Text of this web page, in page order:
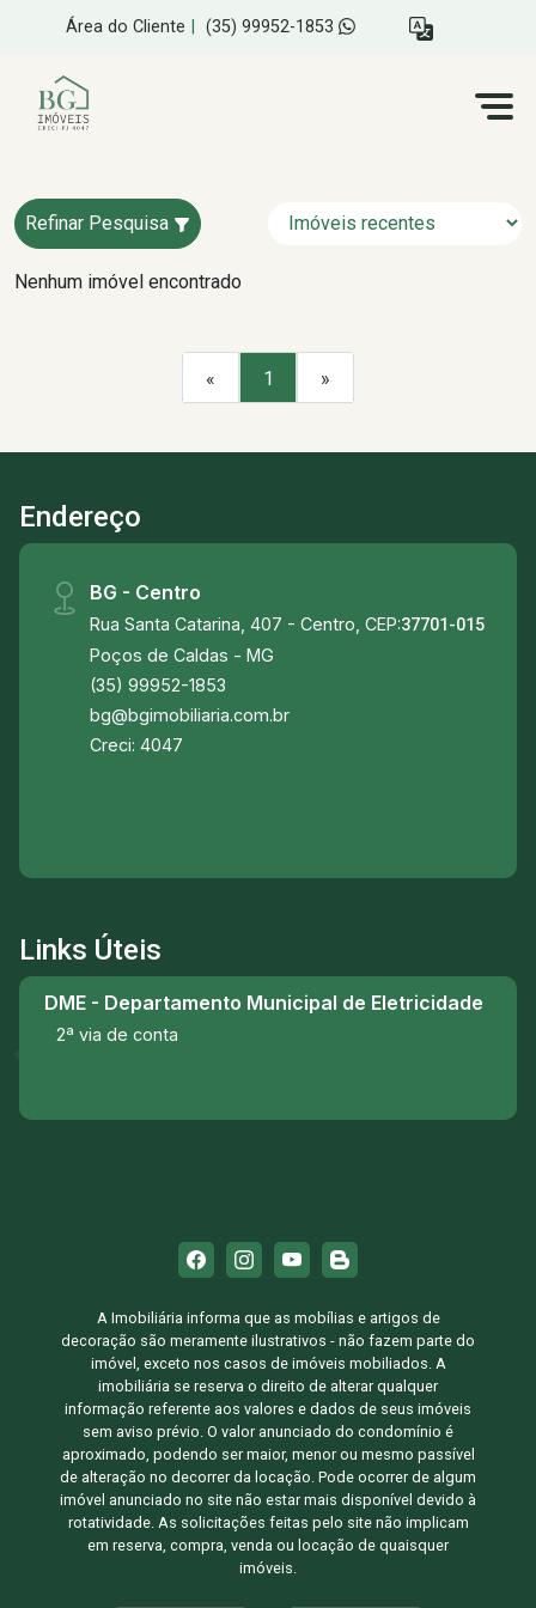
Área do Cliente (35) 99952-1853
Refinar Pesquisa
Nenhum imóvel encontrado
« 1 »
Endereço
BG - Centro
Rua Santa Catarina, 407 - Centro, CEP:37701-015
Poços de Caldas - MG
(35) 99952-1853
bg@bgimobiliaria.com.br
Creci: 4047
Links Úteis
DME - Departamento Municipal de Eletricidade
2ª via de conta
A Imobiliária informa que as mobílias e artigos de
decoração são meramente ilustrativos - não fazem parte do
imóvel, exceto nos casos de imóveis mobiliados. A
imobiliária se reserva o direito de alterar qualquer
informação referente aos valores e dados de seus imóveis
sem aviso prévio. O valor anunciado do condomínio é
aproximado, podendo ser maior, menor ou mesmo passível
de alteração no decorrer da locação. Pode ocorrer de algum
imóvel anunciado no site não estar mais disponível devido à
rotatividade. As solicitações feitas pelo site não implicam
em reserva, compra, venda ou locação de quaisquer
imóveis.